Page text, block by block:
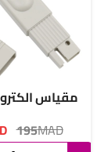
مقياس
الماء195MAD